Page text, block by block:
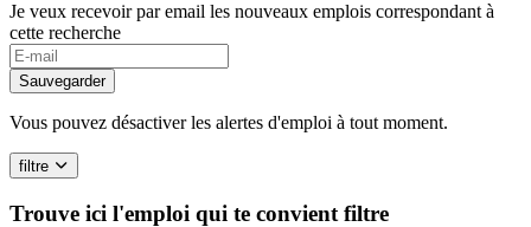
Je veux recevoir par email les nouveaux emplois correspondant à
cette recherche
If
you
are
a
human,
ignore
this
field
Sauvegarder
Vous pouvez désactiver les alertes d'emploi à tout moment.
filtre
Trouve ici l'emploi qui te convient filtre